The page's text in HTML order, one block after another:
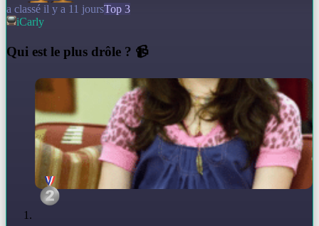
a classé il y a 11 joursTop 3
iCarly
Qui est le plus drôle ? 📹